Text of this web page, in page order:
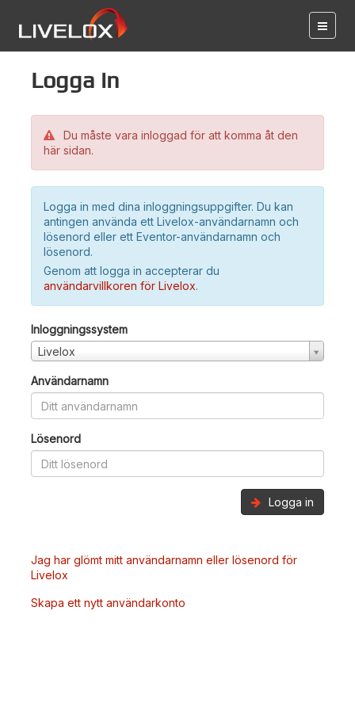
Logga in
Du måste vara inloggad för att komma åt den
här sidan.
Logga in med dina inloggningsuppgifter. Du kan
antingen använda ett Livelox-användarnamn och
lösenord eller ett Eventor-användarnamn och
lösenord.
Genom att logga in accepterar du
användarvillkoren för Livelox.
Inloggningssystem
Livelox
Användarnamn
Lösenord
Logga in
Jag har glömt mitt användarnamn eller lösenord för
Livelox
Skapa ett nytt användarkonto